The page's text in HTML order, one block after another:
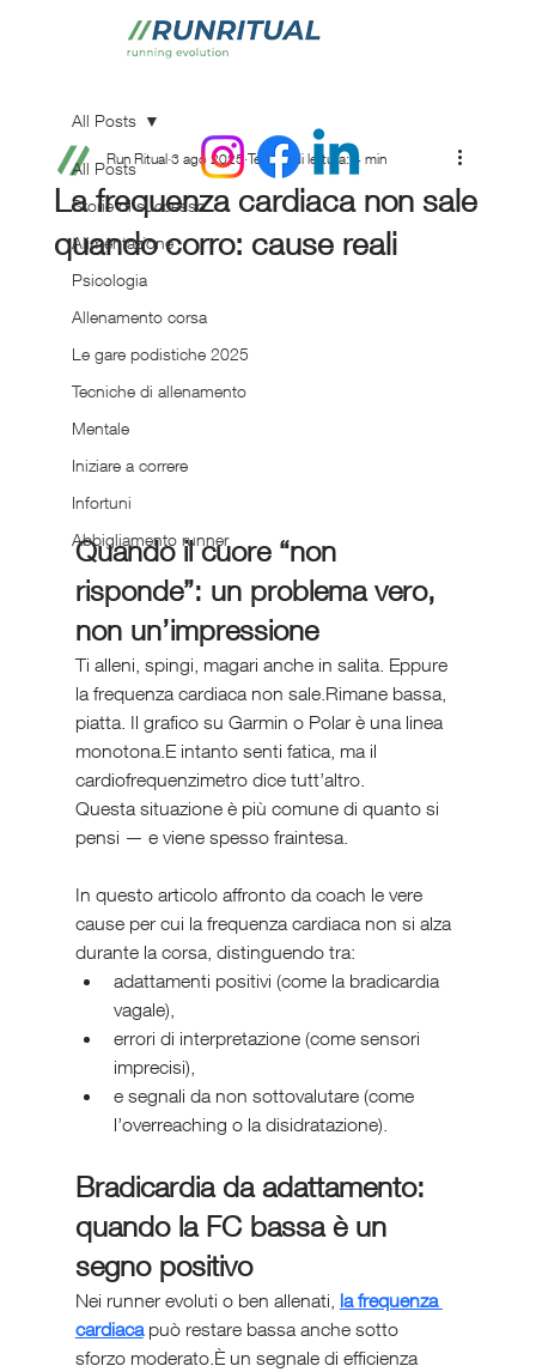
All Posts
Storie di successo
Alimentazione
Psicologia
Allenamento corsa
Le gare podistiche 2025
Tecniche di allenamento
Mentale
Iniziare a correre
Infortuni
Abbigliamento runner
All Posts
La frequenza cardiaca non sale
quando corro: cause reali
Run Ritual 3 ago 2025 Tempo di lettura: 4 min
Quando il cuore “non
risponde”: un problema vero,
non un’impressione
Ti alleni, spingi, magari anche in salita. Eppure
la frequenza cardiaca non sale.Rimane bassa,
piatta. Il grafico su Garmin o Polar è una linea
monotona.E intanto senti fatica, ma il
cardiofrequenzimetro dice tutt’altro.
Questa situazione è più comune di quanto si
pensi — e viene spesso fraintesa.
In questo articolo affronto da coach le vere
cause per cui la frequenza cardiaca non si alza
durante la corsa, distinguendo tra:
adattamenti positivi (come la bradicardia
vagale),
errori di interpretazione (come sensori
imprecisi),
e segnali da non sottovalutare (come
l’overreaching o la disidratazione).
Bradicardia da adattamento:
quando la FC bassa è un
segno positivo
Nei runner evoluti o ben allenati, la frequenza
cardiaca può restare bassa anche sotto
sforzo moderato.È un segnale di efficienza